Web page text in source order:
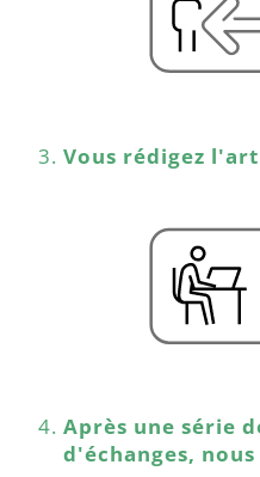
Vous rédigez
Après une série
d'échanges,